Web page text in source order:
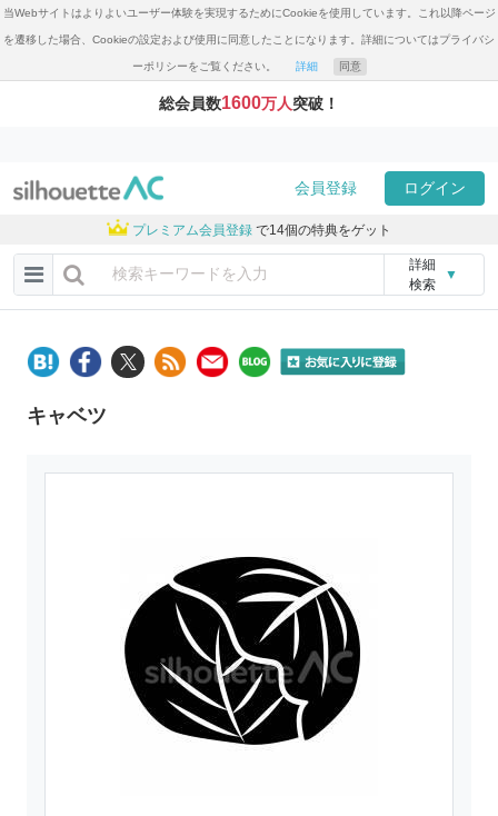
当Webサイトはよりよいユーザー体験を実現するためにCookieを使用しています。これ以降ページ
を遷移した場合、Cookieの設定および使用に同意したことになります。詳細についてはプライバシ
ーポリシーをご覧ください。 詳細 同意
総会員数1600万人突破！
会員登録 ログイン
プレミアム会員登録 で14個の特典をゲット
詳細
検索
▼
キャベツ